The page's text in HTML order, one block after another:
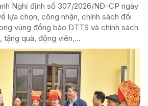
Nghị định số 307/2026/NĐ-CP ngày
lựa chọn, công nhận, chính sách đối
vùng đồng bào DTTS và chính sách
tặng quà, động viên,...